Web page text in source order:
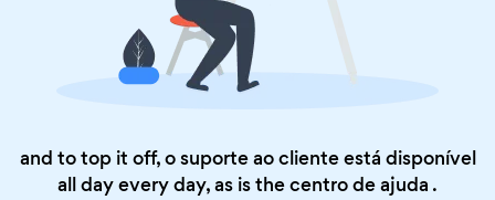
and to top it off, o suporte ao cliente está disponível
all day every day, as is thecentro de ajuda .